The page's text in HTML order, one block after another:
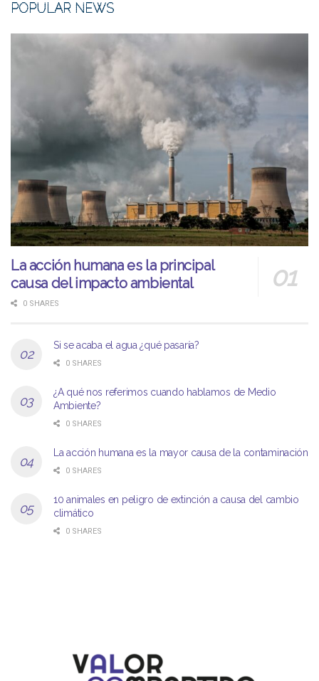
POPULAR NEWS
La acción humana es la principal
causa del impacto ambiental
0 SHARES
Si se acaba el agua ¿qué pasaría?
0 SHARES
¿A qué nos referimos cuando hablamos de Medio
Ambiente?
0 SHARES
La acción humana es la mayor causa de la contaminación
0 SHARES
10 animales en peligro de extinción a causa del cambio
climático
0 SHARES